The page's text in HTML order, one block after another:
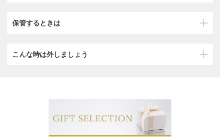
保管するときは
こんな時は外しましょう